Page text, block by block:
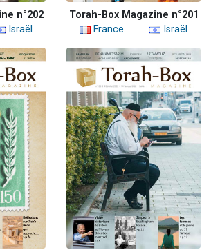
n°202
Israël
Torah-Box Magazine n°201
France
Israël